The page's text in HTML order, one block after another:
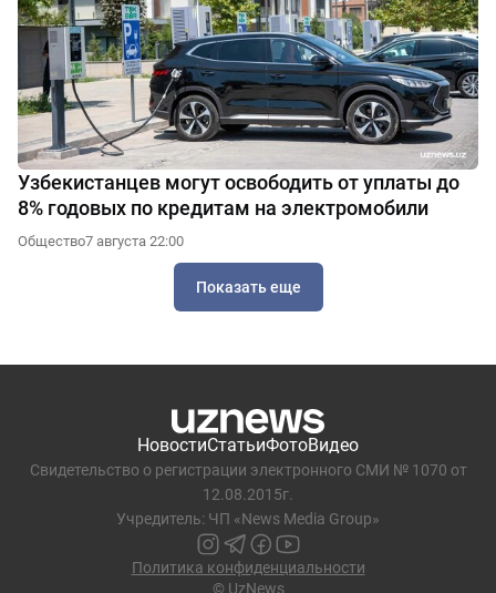
Узбекистанцев могут освободить от уплаты до
8% годовых по кредитам на электромобили
Общество7 августа 22:00
Показать еще
НовостиСтатьиФотоВидео
Свидетельство о регистрации электронного СМИ № 1070 от
12.08.2015г.
Учредитель: ЧП «News Media Group»
Политика конфиденциальности
© UzNews